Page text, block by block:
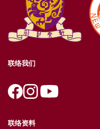
联络我们
联络资料